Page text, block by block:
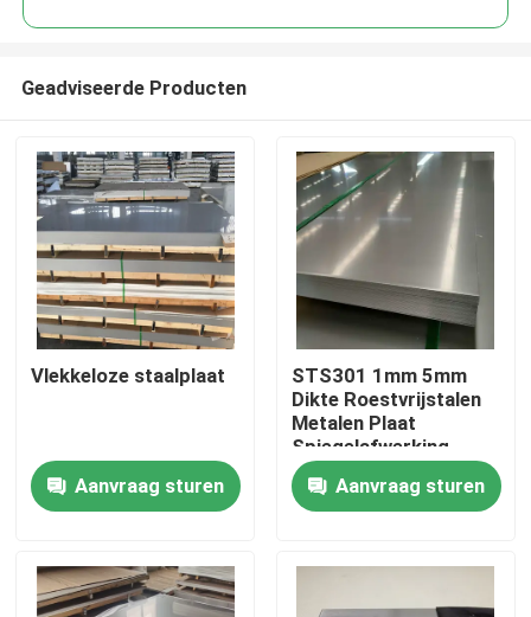
Huis
Geadviseerde Producten
Vlekkeloze staalplaat
Aanvraag sturen
STS301 1mm 5mm
Dikte Roestvrijstalen
Metalen Plaat
Spiegelafwerking
Koudwalsen Polijsten
Slijtvastheid
Aanvraag sturen